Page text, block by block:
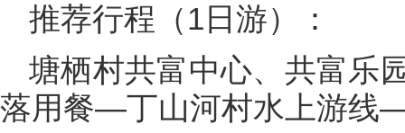
推荐行程（1日游）：
塘栖村共富中心、共富
落用餐—丁山河村水上游线